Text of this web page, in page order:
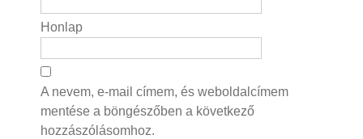
Honlap
A nevem, e-mail címem, és weboldalcímem
mentése a böngészőben a következő
hozzászólásomhoz.